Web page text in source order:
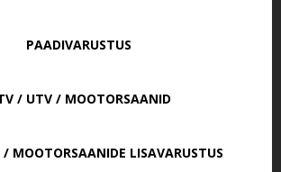
PAADIVARUSTUS
/ UTV / MOOTORSAANID
MOOTORSAANIDE LISAVARUSTUS